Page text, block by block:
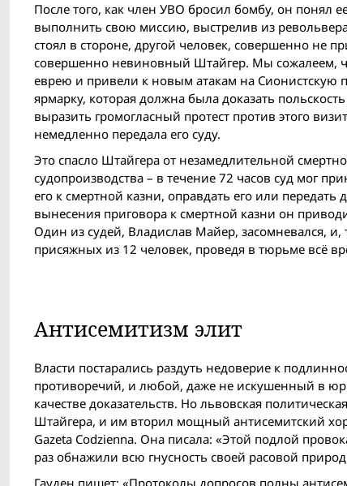
После того, как член УВО бросил бомбу, он понял
выполнить свою миссию, выстрелив из
стоял в стороне, другой человек, совершенно не
совершенно невиновный Штайгер. Мы сожалеем,
еврею и привели к новым атакам на
ярмарку, которая должна была доказать
выразить громогласный протест против этого
немедленно передала его суду.
Это спасло Штайгера от незамедлительной
судопроизводства – в течение 72 часов суд мог
его к смертной казни, оправдать его или
вынесения приговора к смертной казни он
Один из судей, Владислав Майер, засомневался, и,
присяжных из 12 человек, проведя в тюрьме всё
Антисемитизм элит
Власти постарались раздуть недоверие к
противоречий, и любой, даже не искушенный в
качестве доказательств. Но львовская
Штайгера, и им вторил мощный антисемитский
Gazeta Codzienna. Она писала: «Этой подлой
раз обнажили всю гнусность своей расовой
Гауден пишет: «Протоколы допросов полны